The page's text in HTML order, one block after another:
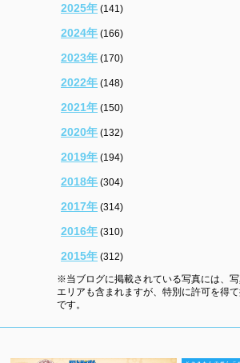
2025年 (141)
2024年 (166)
2023年 (170)
2022年 (148)
2021年 (150)
2020年 (132)
2019年 (194)
2018年 (304)
2017年 (314)
2016年 (310)
2015年 (312)
※当ブログに掲載されている写真には、
エリアも含まれますが、特別に許可を得
です。